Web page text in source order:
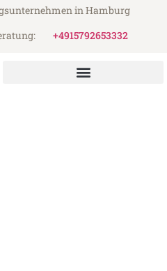
in Hamburg
+4915792653332